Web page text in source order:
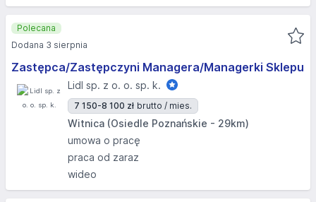
Zastępca/Zastępczyni Managera/Managerki Sklepu
Lidl sp. z o. o. sp. k.
7 150-8 100 zł brutto / mies.
Witnica (Osiedle Poznańskie - 29km)
umowa o pracę
praca od zaraz
wideo
Polecana
Dodana 3 sierpnia